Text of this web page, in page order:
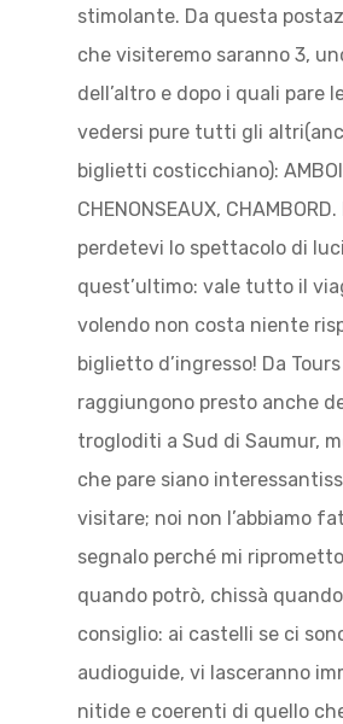
stimolante. Da questa
che visiteremo saranno 3,
dell’altro e dopo i quali pare
vedersi pure tutti gli
biglietti costicchiano):
CHENONSEAUX, CHAMBORD.
perdetevi lo spettacolo di
quest’ultimo: vale tutto il
volendo non costa niente
biglietto d’ingresso! Da Tours
raggiungono presto anche
trogloditi a Sud di Saumur,
che pare siano
visitare; noi non l’abbiamo
segnalo perché mi
quando potrò, chissà
consiglio: ai castelli se ci
audioguide, vi lasceranno
nitide e coerenti di quello